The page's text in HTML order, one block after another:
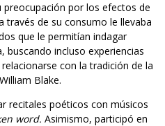
por los efectos de
través de su consumo le llevaba
que le permitían indagar
buscando incluso experiencias
con la tradición de la
Blake.
recitales poéticos con músicos
word. Asimismo, participó en